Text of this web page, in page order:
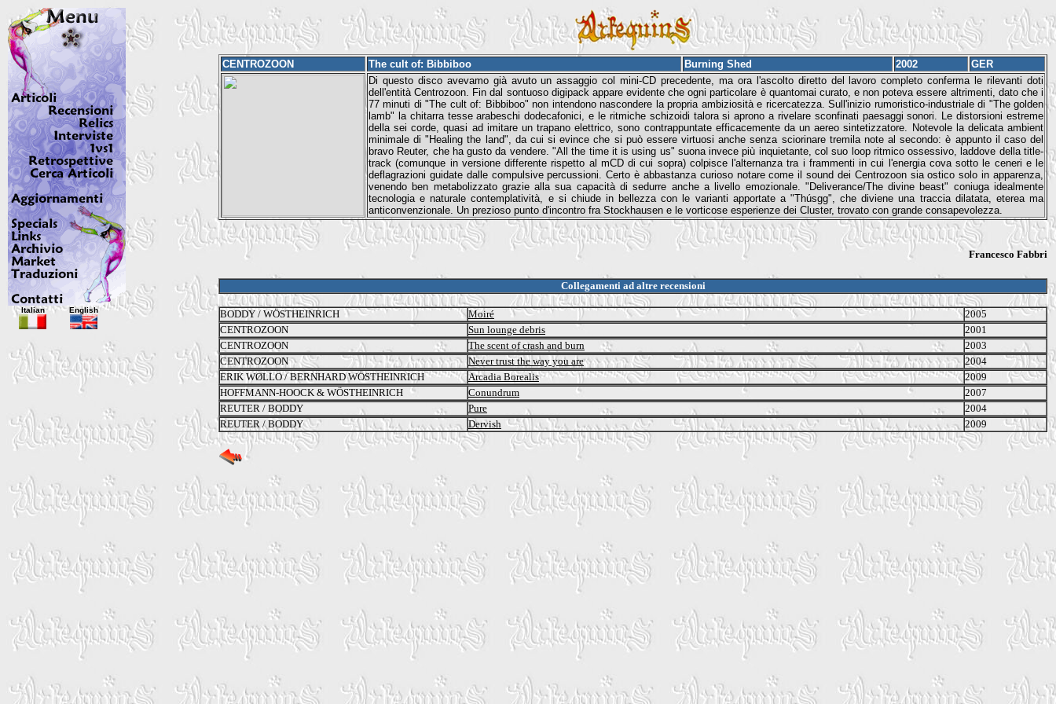
CENTROZOON The cult of: Bibbiboo Burning Shed 2002
GER
Di questo disco avevamo già avuto un assaggio col mini-CD precedente, ma ora l'ascolto diretto del lavoro completo conferma le rilevanti doti
dell'entità Centrozoon. Fin dal sontuoso digipack appare evidente che ogni particolare è quantomai curato, e non poteva essere altrimenti, dato che i
77 minuti di "The cult of: Bibbiboo" non intendono nascondere la propria ambiziosità e ricercatezza. Sull'inizio rumoristico-industriale di "The golden
lamb" la chitarra tesse arabeschi dodecafonici, e le ritmiche schizoidi talora si aprono a rivelare sconfinati paesaggi sonori. Le distorsioni estreme
della sei corde, quasi ad imitare un trapano elettrico, sono contrappuntate efficacemente da un aereo sintetizzatore. Notevole la delicata ambient
minimale di "Healing the land", da cui si evince che si può essere virtuosi anche senza sciorinare tremila note al secondo: è appunto il caso del
bravo Reuter, che ha gusto da vendere. "All the time it is using us" suona invece più inquietante, col suo loop ritmico ossessivo, laddove della title-
track (comunque in versione differente rispetto al mCD di cui sopra) colpisce l'alternanza tra i frammenti in cui l'energia cova sotto le ceneri e le
deflagrazioni guidate dalle compulsive percussioni. Certo è abbastanza curioso notare come il sound dei Centrozoon sia ostico solo in apparenza,
venendo ben metabolizzato grazie alla sua capacità di sedurre anche a livello emozionale. "Deliverance/The divine beast" coniuga idealmente
tecnologia e naturale contemplatività, e si chiude in bellezza con le varianti apportate a "Thúsgg", che diviene una traccia dilatata, eterea ma
anticonvenzionale. Un prezioso punto d'incontro fra Stockhausen e le vorticose esperienze dei Cluster, trovato con grande consapevolezza.
Francesco Fabbri
Collegamenti ad altre recensioni
BODDY / WÖSTHEINRICH Moiré
2005
CENTROZOON
Sun lounge debris
2001
CENTROZOON
The scent of crash and burn
2003
CENTROZOON
Never trust the way you are
2004
ERIK WØLLO / BERNHARD WÖSTHEINRICH
Arcadia Borealis
2009
HOFFMANN-HOOCK & WÖSTHEINRICH
Conundrum
2007
REUTER / BODDY
Pure
2004
REUTER / BODDY
Dervish 2009
Italian English